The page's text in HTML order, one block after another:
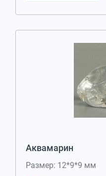
Аквамарин
Размер: 12*9*9 мм